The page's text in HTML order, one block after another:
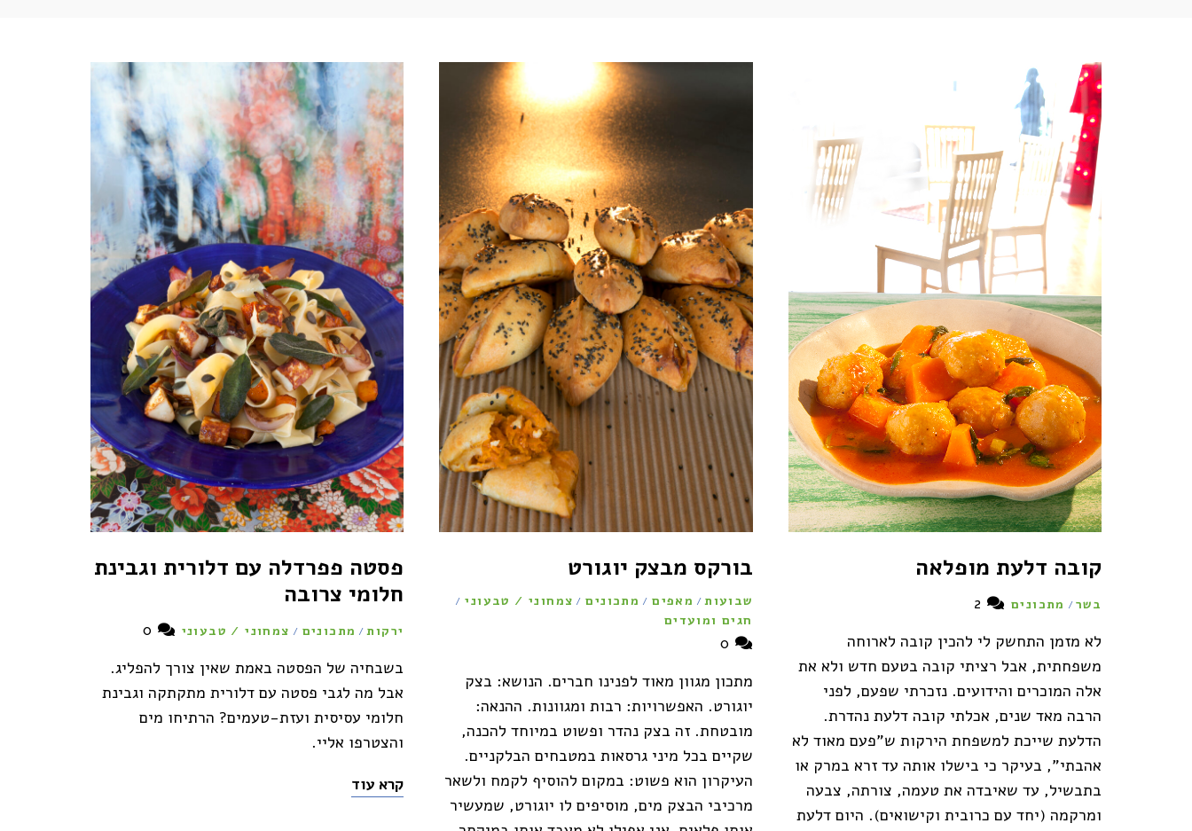
קובה דלעת מופלאה
בשר / מתכונים
לא מזמן התחשק לי להכין קובה לארוחה
משפחתית, אבל רציתי קובה בטעם חדש ולא את
אלה המוכרים והידועים. נזכרתי שפעם, לפני
הרבה מאד שנים, אכלתי קובה דלעת נהדרת.
הדלעת שייכת למשפחת הירקות ש"פעם מאוד לא
אהבתי", בעיקר כי בישלו אותה עד זרא במרק או
בתבשיל, עד שאיבדה את טעמה, צורתה, צבעה
ומרקמה (יחד עם כרובית וקישואים). היום דלעת
בורקס מבצק יוגורט
שבועות/ מאפים / מתכונים / צמחוני / טבעוני /
חגים ומועדים
מתכון מגוון מאוד לפנינו חברים. הנושא: בצק
יוגורט. האפשרויות: רבות ומגוונות. ההנאה:
מובטחת. זה בצק נהדר ופשוט במיוחד להכנה,
שקיים בכל מיני גרסאות במטבחים הבלקניים.
העיקרון הוא פשוט: במקום להוסיף לקמח ולשאר
מרכיבי הבצק מים, מוסיפים לו יוגורט, שמעשיר
פסטה פפרדלה עם דלורית וגבינת
חלומי צרובה
ירקות/ מתכונים / צמחוני / טבעוני
בשבחיה של הפסטה באמת שאין צורך להפליג.
אבל מה לגבי פסטה עם דלורית מתקתקה וגבינת
חלומי עסיסית ועזת-טעמים? הרתיחו מים
והצטרפו אליי.
קרא עוד